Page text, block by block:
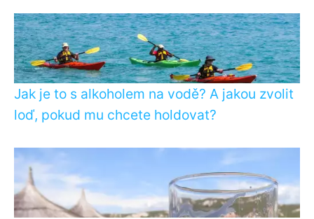
Jak je to s alkoholem na vodě? A jakou zvolit
loď, pokud mu chcete holdovat?